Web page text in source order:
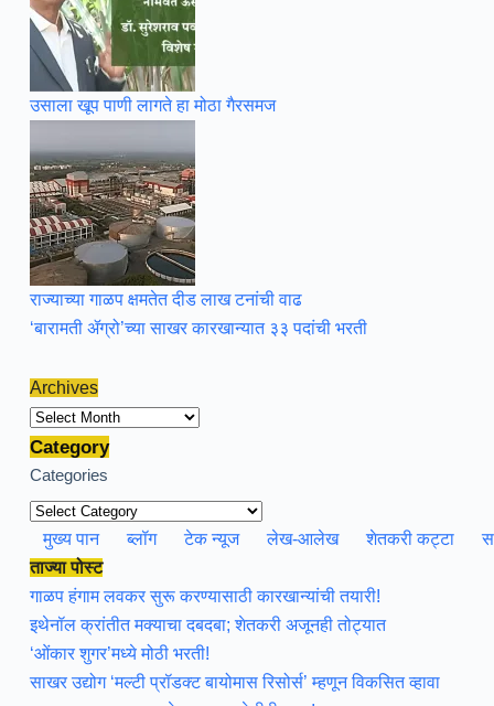
उसाला खूप पाणी लागते हा मोठा गैरसमज
राज्याच्या गाळप क्षमतेत दीड लाख टनांची वाढ
‘बारामती ॲग्रो’च्या साखर कारखान्यात ३३ पदांची भरती
Archives
Archives
Category
Categories
मुख्य पान ब्लॉग टेक न्यूज लेख-आलेख शेतकरी कट्टा
ताज्या पोस्ट
गाळप हंगाम लवकर सुरू करण्यासाठी कारखान्यांची तयारी!
इथेनॉल क्रांतीत मक्याचा दबदबा; शेतकरी अजूनही तोट्यात
‘ओंकार शुगर’मध्ये मोठी भरती!
साखर उद्योग ‘मल्टी प्रॉडक्ट बायोमास रिसोर्स’ म्हणून विकसित व्हावा